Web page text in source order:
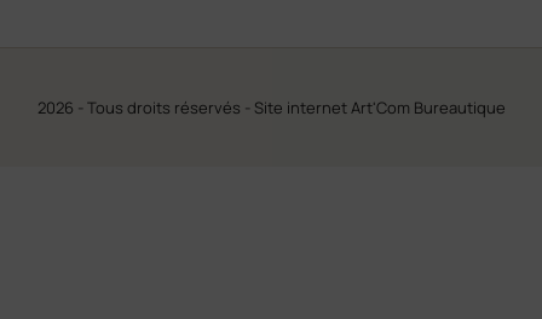
2026 - Tous droits réservés - Site internet Art'Com Bureautique